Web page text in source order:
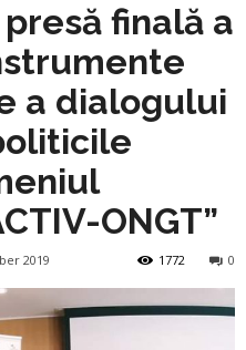
finală a
a dialogului
ONGT”
2019 0
1772